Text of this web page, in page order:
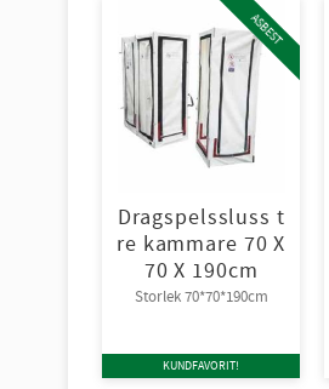
Dragspelssluss t
re kammare 70 X
70 X 190cm
Storlek 70*70*190cm
ASBEST
KUNDFAVORIT!